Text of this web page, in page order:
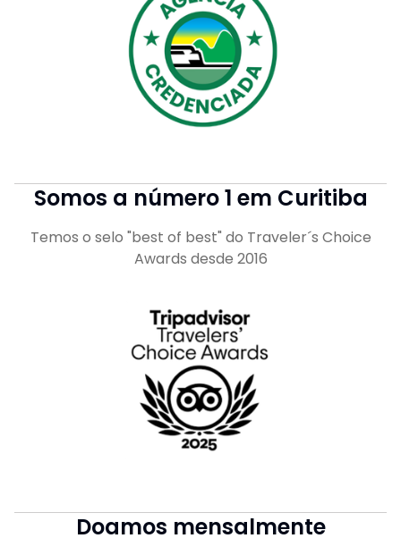
Somos a número 1 em Curitiba
Temos o selo "best of best" do Traveler´s Choice
Awards desde 2016
Doamos mensalmente